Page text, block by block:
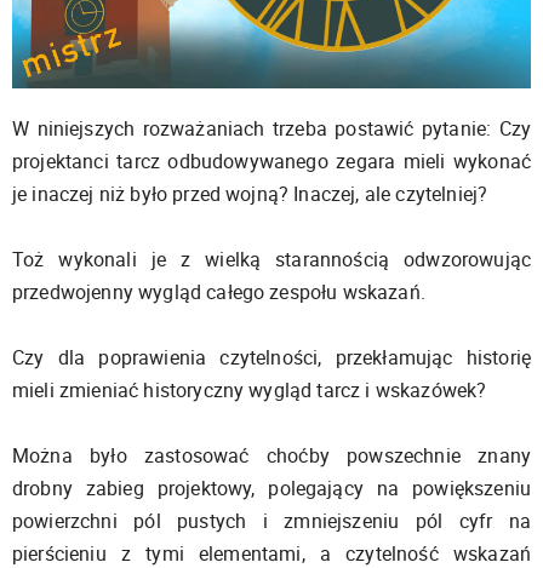
W niniejszych rozważaniach trzeba postawić pytanie: Czy
projektanci tarcz odbudowywanego zegara mieli wykonać
je inaczej niż było przed wojną? Inaczej, ale czytelniej?
Toż wykonali je z wielką starannością odwzorowując
przedwojenny wygląd całego zespołu wskazań.
Czy dla poprawienia czytelności, przekłamując historię
mieli zmieniać historyczny wygląd tarcz i wskazówek?
Można było zastosować choćby powszechnie znany
drobny zabieg projektowy, polegający na powiększeniu
powierzchni pól pustych i zmniejszeniu pól cyfr na
pierścieniu z tymi elementami, a czytelność wskazań